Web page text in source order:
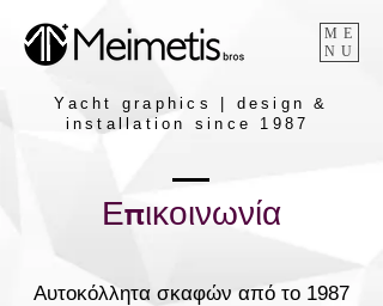
ME
NU
Yacht graphics | design &
installation since 1987
Επικοινωνία
Αυτοκόλλητα σκαφών από το 1987